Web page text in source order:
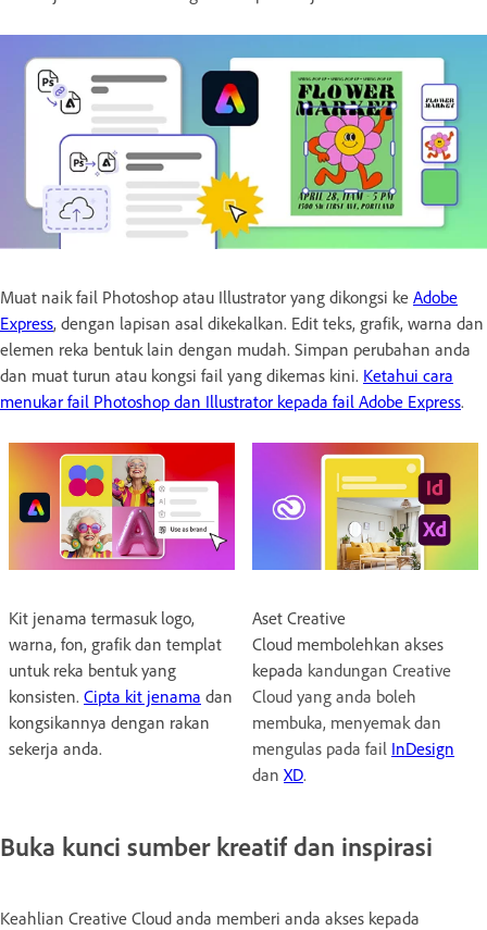
Muat naik fail Photoshop atau Illustrator yang dikongsi ke Adobe
Express, dengan lapisan asal dikekalkan. Edit teks, grafik, warna dan
elemen reka bentuk lain dengan mudah. Simpan perubahan anda
dan muat turun atau kongsi fail yang dikemas kini. Ketahui cara
menukar fail Photoshop dan Illustrator kepada fail Adobe Express.
Kit jenama termasuk logo,
warna, fon, grafik dan templat
untuk reka bentuk yang
konsisten. Cipta kit jenama dan
kongsikannya dengan rakan
sekerja anda.
Aset Creative
Cloud membolehkan akses
kepada kandungan Creative
Cloud yang anda boleh
membuka, menyemak dan
mengulas pada fail InDesign
dan XD.
Buka kunci sumber kreatif dan inspirasi
Keahlian Creative Cloud anda memberi anda akses kepada